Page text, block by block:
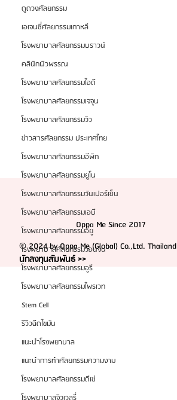
ดูดวงศัลยกรรม
เอเจนซี่ศัลยกรรมเกาหลี
โรงพยาบาลศัลยกรรมบราวน์
คลินิกผิวพรรณ
โรงพยาบาลศัลยกรรมไอดี
โรงพยาบาลศัลยกรรมเจจุน
โรงพยาบาลศัลยกรรมวิว
ข่าวสารศัลยกรรม ประเทศไทย
โรงพยาบาลศัลยกรรมอีพิก
โรงพยาบาลศัลยกรรมยูโน
โรงพยาบาลศัลยกรรมวันเปอร์เซ็น
โรงพยาบาลศัลยกรรมเอบี
โรงพยาบาลศัลยกรรมอียู
โรงพยาบาลศัลยกรรมวอนจิน
โรงพยาบาลศัลยกรรมอูรี
โรงพยาบาลศัลยกรรมไพรเวท
Stem Cell
รีวิวฉีดไขมัน
แนะนำโรงพยาบาล
แนะนำการทำศัลยกรรมความงาม
โรงพยาบาลศัลยกรรมดีเซ่
สุขภาพลึก
Oppa Me Since 2017
© 2024 by Oppa Me (Global) Co.,Ltd. Thailand
นักลงทุนสัมพันธ์ >>